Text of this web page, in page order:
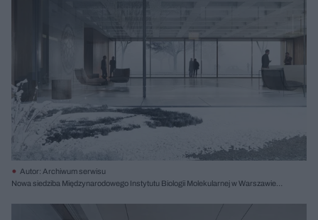
Autor: Archiwum serwisu
Nowa siedziba Międzynarodowego Instytutu Biologii Molekularnej w Warszawie,